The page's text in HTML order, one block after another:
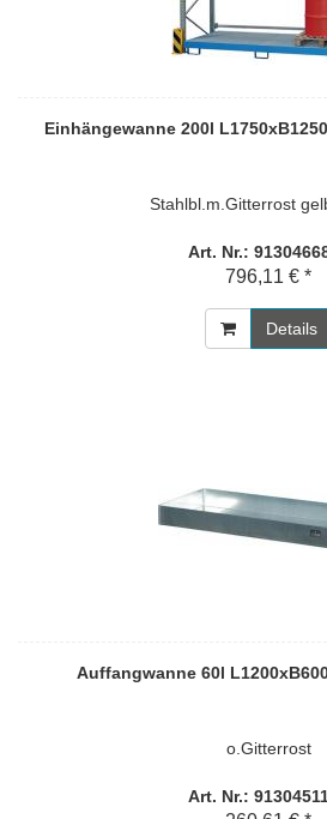
Einhängewanne 200l
Stahlbl.m.Gitterrost
Art. Nr.:
796,11 € *
Details
Auffangwanne 60l
o.Gitterrost
Art. Nr.: